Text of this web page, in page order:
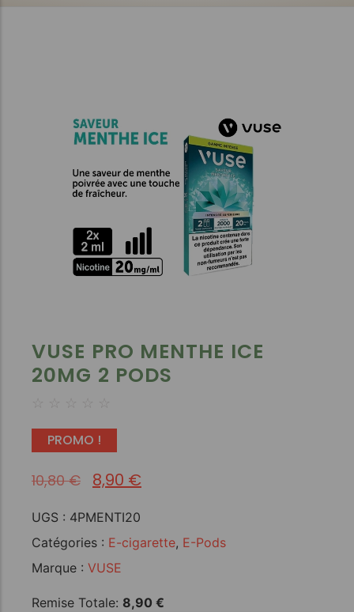
VUSE PRO MENTHE ICE
20MG 2 PODS
☆ ☆ ☆ ☆ ☆
PROMO !
10,80€ 8,90 €
UGS : 4PMENTI20
Catégories : E-cigarette, E-Pods
Marque : VUSE
Remise Totale: 8,90 €